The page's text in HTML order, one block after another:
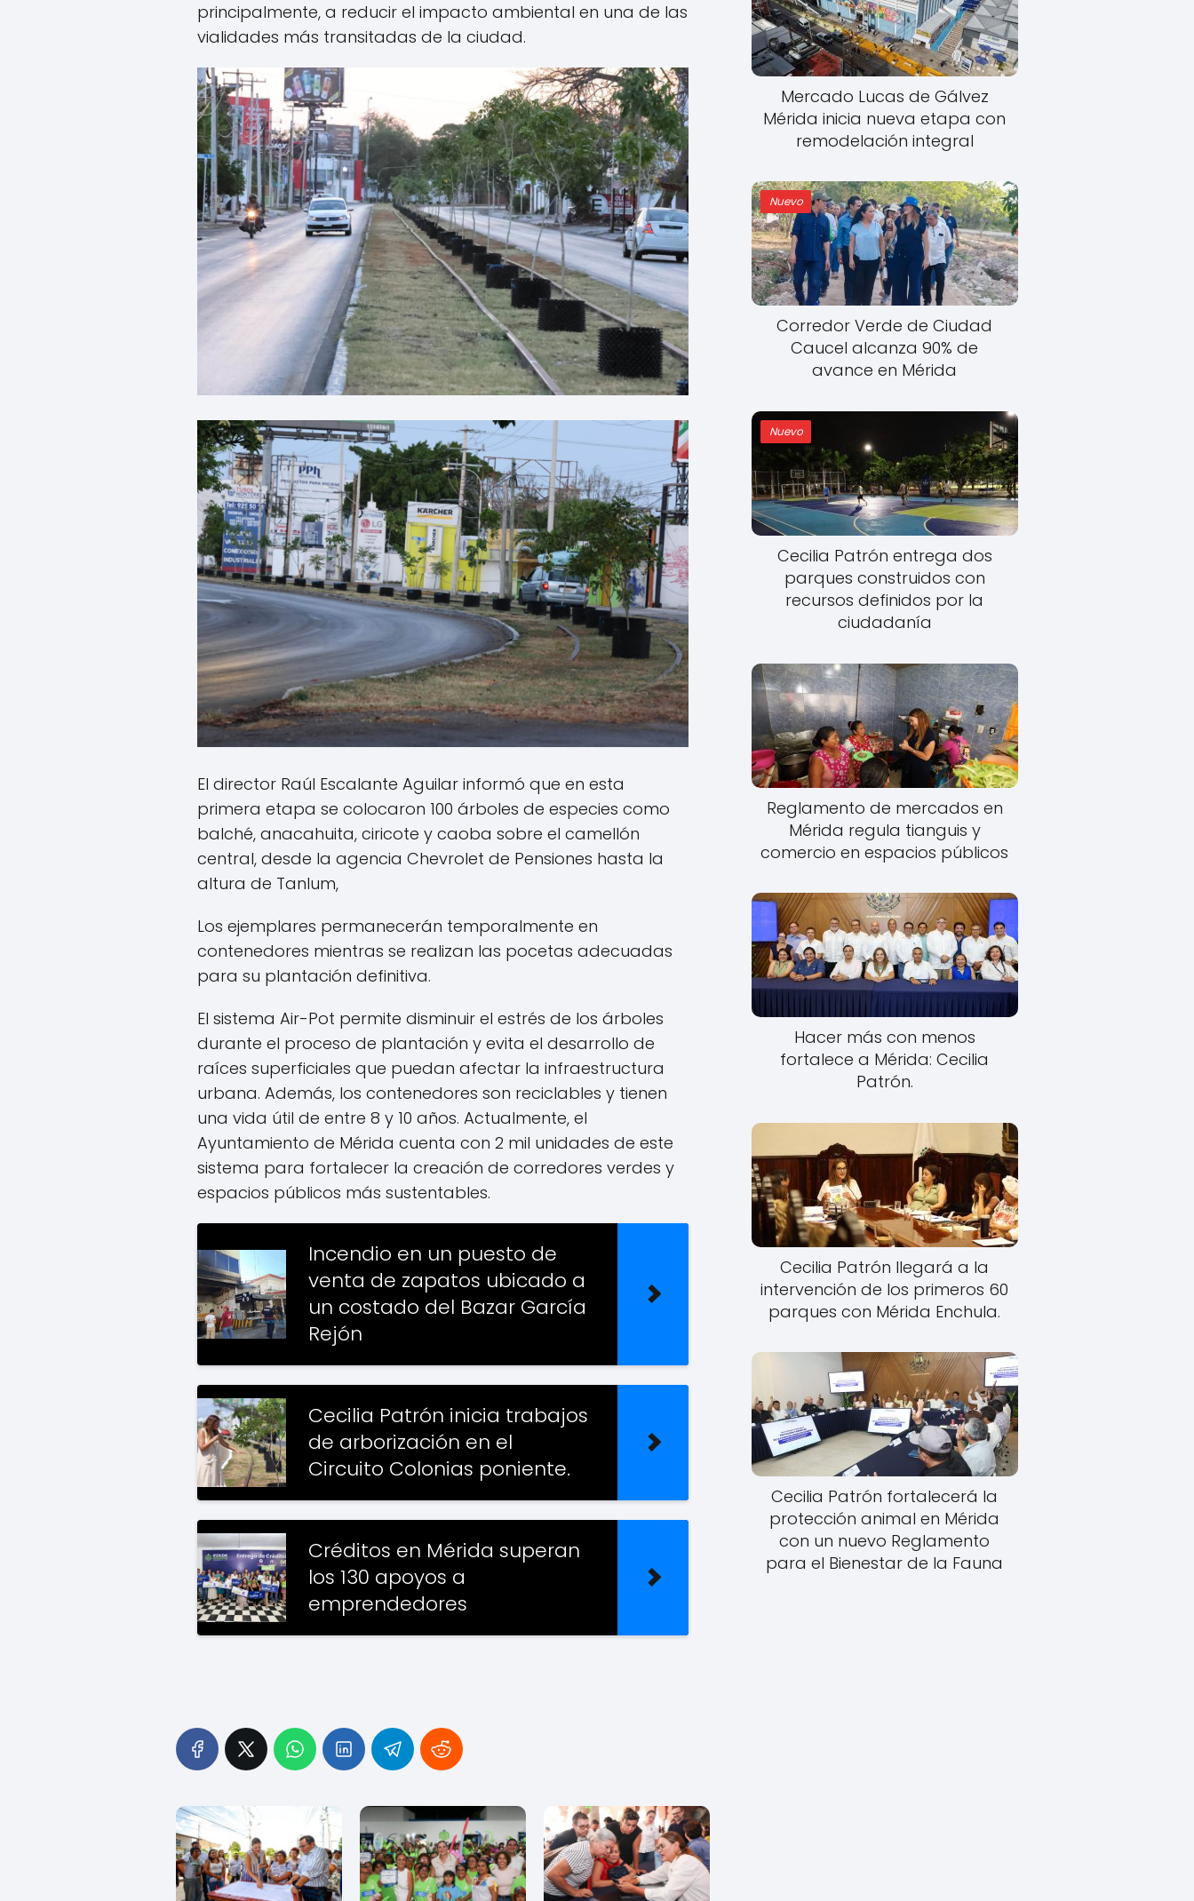
principalmente, a reducir el impacto ambiental en una de las
vialidades más transitadas de la ciudad.
El director Raúl Escalante Aguilar informó que en esta
primera etapa se colocaron 100 árboles de especies como
balché, anacahuita, ciricote y caoba sobre el camellón
central, desde la agencia Chevrolet de Pensiones hasta la
altura de Tanlum,
Los ejemplares permanecerán temporalmente en
contenedores mientras se realizan las pocetas adecuadas
para su plantación definitiva.
El sistema Air-Pot permite disminuir el estrés de los árboles
durante el proceso de plantación y evita el desarrollo de
raíces superficiales que puedan afectar la infraestructura
urbana. Además, los contenedores son reciclables y tienen
una vida útil de entre 8 y 10 años. Actualmente, el
Ayuntamiento de Mérida cuenta con 2 mil unidades de este
sistema para fortalecer la creación de corredores verdes y
espacios públicos más sustentables.
Incendio en un puesto de
venta de zapatos ubicado a
un costado del Bazar García
Rejón
Cecilia Patrón inicia trabajos
de arborización en el
Circuito Colonias poniente.
Créditos en Mérida superan
los 130 apoyos a
emprendedores
Mercado Lucas de Gálvez
Mérida inicia nueva etapa con
remodelación integral
Nuevo
Corredor Verde de Ciudad
Caucel alcanza 90% de
avance en Mérida
Nuevo
Cecilia Patrón entrega dos
parques construidos con
recursos definidos por la
ciudadanía
Reglamento de mercados en
Mérida regula tianguis y
comercio en espacios públicos
Hacer más con menos
fortalece a Mérida: Cecilia
Patrón.
Cecilia Patrón llegará a la
intervención de los primeros 60
parques con Mérida Enchula.
Cecilia Patrón fortalecerá la
protección animal en Mérida
con un nuevo Reglamento
para el Bienestar de la Fauna